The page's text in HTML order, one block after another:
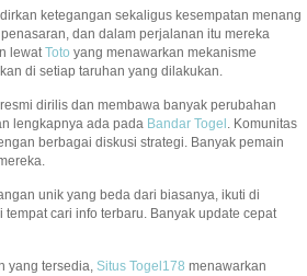
ketegangan sekaligus kesempatan menang
dan dalam perjalanan itu mereka
lewatToto yang menawarkan mekanisme
di setiap taruhan yang dilakukan.
dirilis dan membawa banyak perubahan
lengkapnya ada pada Bandar Togel . Komunitas
berbagai diskusi strategi. Banyak pemain
unik yang beda dari biasanya, ikuti di
tempat cari info terbaru. Banyak update cepat
yang tersedia, Situs Togel178 menawarkan